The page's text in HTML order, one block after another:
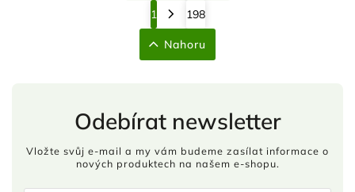
1 198
Nahoru
Odebírat newsletter
Vložte svůj e-mail a my vám budeme zasílat informace o
nových produktech na našem e-shopu.